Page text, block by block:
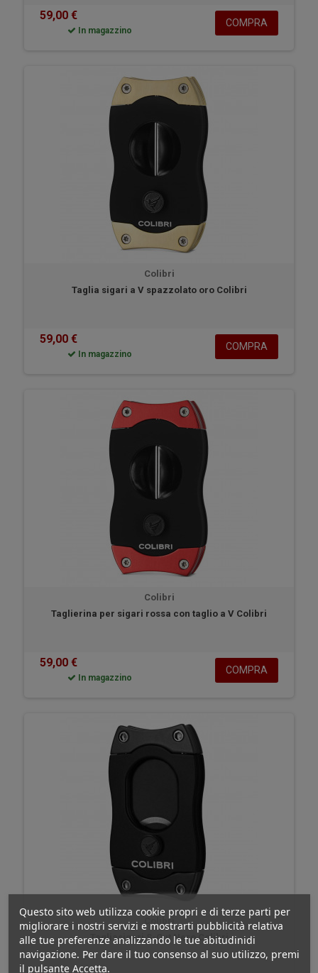
Questo sito web utilizza cookie propri e di terze parti per
migliorare i nostri servizi e mostrarti pubblicità relativa
alle tue preferenze analizzando le tue abitudinidi
navigazione. Per dare il tuo consenso al suo utilizzo, premi
il pulsante Accetta.
59,00 €
In magazzino
COMPRA
Colibri
Taglia sigari a V spazzolato oro Colibri
59,00 €
In magazzino
COMPRA
Colibri
Taglierina per sigari rossa con taglio a V Colibri
59,00 €
In magazzino
COMPRA
Colibri
Tagliasigari S-Cut Nero Colibri